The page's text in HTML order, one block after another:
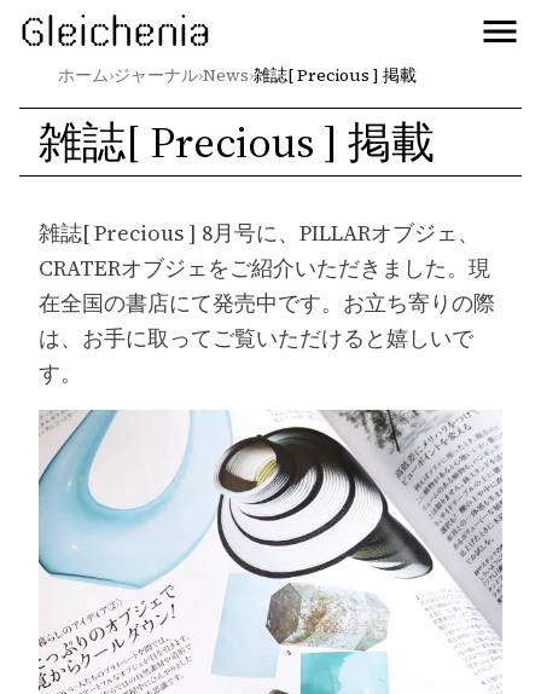
Gleichenia
ホーム›ジャーナル›News›雑誌[ Precious ] 掲載
雑誌[ Precious ] 掲載
雑誌[ Precious ] 8月号に、PILLARオブジェ、
CRATERオブジェをご紹介いただきました。現
在全国の書店にて発売中です。お立ち寄りの際
は、お手に取ってご覧いただけると嬉しいで
す。